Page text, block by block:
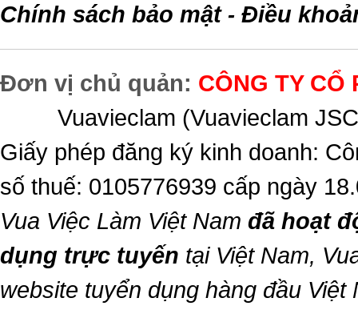
Chính sách bảo mật- Điều
Đơn vị chủ quản: CÔNG TY CỔ
Vuavieclam (Vuavieclam
Giấy phép đăng ký kinh doanh:
số thuế: 0105776939 cấp ngày
Vua Việc Làm Việt Nam đã hoạt
dụng trực tuyến tại Việt Nam,
website tuyển dụng hàng đầu Việt